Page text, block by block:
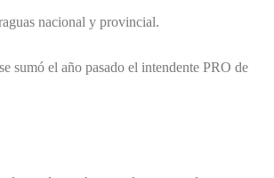
nacional y provincial.
sumó el año pasado el intendente PRO de